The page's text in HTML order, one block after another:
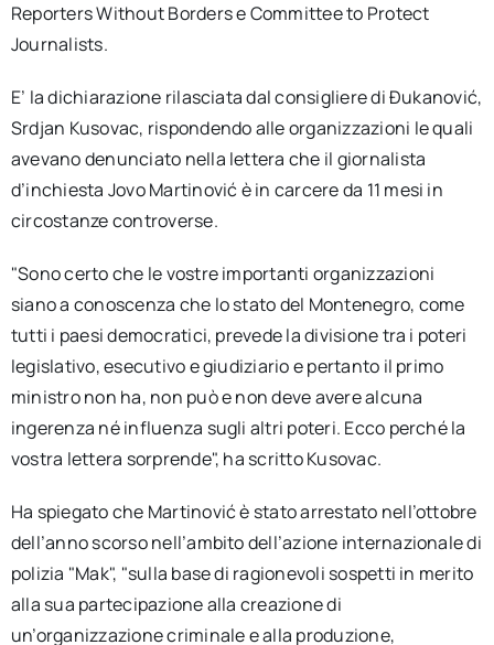
Reporters Without Borders e Committee to Protect
Journalists.
E’ la dichiarazione rilasciata dal consigliere di Đukanović,
Srdjan Kusovac, rispondendo alle organizzazioni le quali
avevano denunciato nella lettera che il giornalista
d’inchiesta Jovo Martinović è in carcere da 11 mesi in
circostanze controverse.
"Sono certo che le vostre importanti organizzazioni
siano a conoscenza che lo stato del Montenegro, come
tutti i paesi democratici, prevede la divisione tra i poteri
legislativo, esecutivo e giudiziario e pertanto il primo
ministro non ha, non può e non deve avere alcuna
ingerenza né influenza sugli altri poteri. Ecco perché la
vostra lettera sorprende", ha scritto Kusovac.
Ha spiegato che Martinović è stato arrestato nell’ottobre
dell’anno scorso nell’ambito dell’azione internazionale di
polizia "Mak", "sulla base di ragionevoli sospetti in merito
alla sua partecipazione alla creazione di
un’organizzazione criminale e alla produzione,